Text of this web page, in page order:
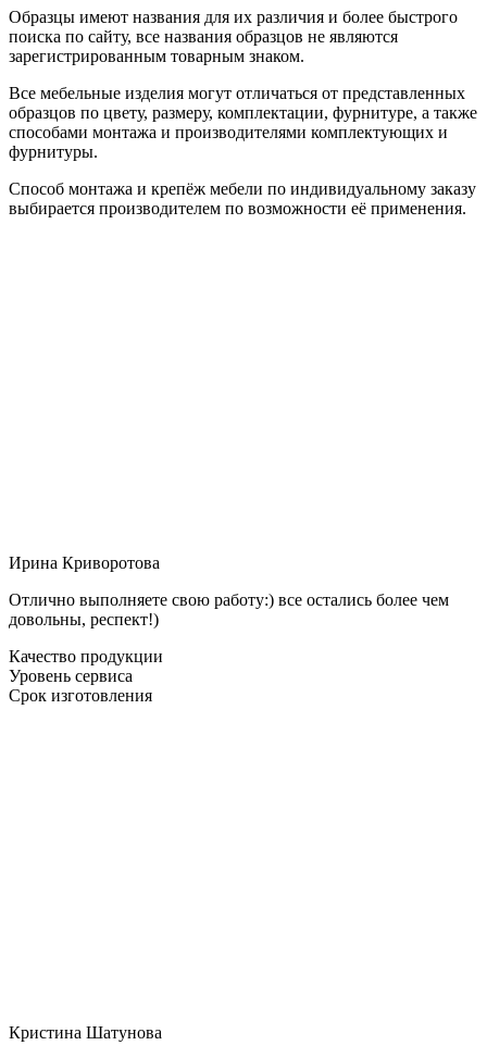
Образцы имеют названия для их различия и более быстрого
поиска по сайту, все названия образцов не являются
зарегистрированным товарным знаком.
Все мебельные изделия могут отличаться от представленных
образцов по цвету, размеру, комплектации, фурнитуре, а также
способами монтажа и производителями комплектующих и
фурнитуры.
Способ монтажа и крепёж мебели по индивидуальному заказу
выбирается производителем по возможности её применения.
Ирина Криворотова
Отлично выполняете свою работу:) все остались более чем
довольны, респект!)
Качество продукции
Уровень сервиса
Срок изготовления
Кристина Шатунова